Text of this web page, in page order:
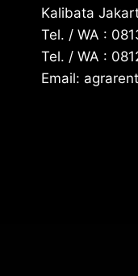
Kalibata
Tel. / WA :
Tel. / WA :
Email: